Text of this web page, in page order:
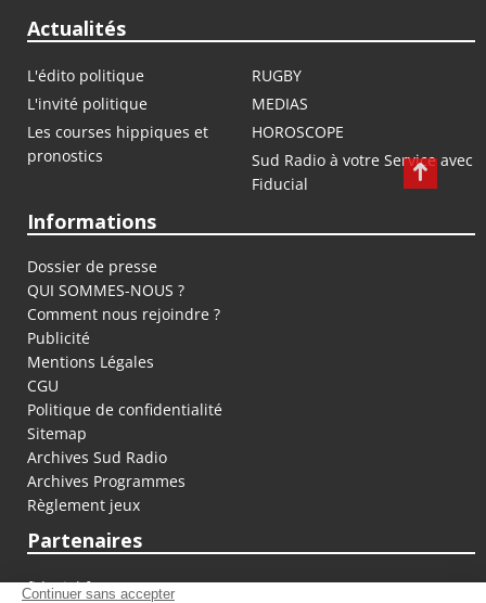
Actualités
L'édito politique
RUGBY
L'invité politique
MEDIAS
Les courses hippiques et
pronostics
HOROSCOPE
Sud Radio à votre Service avec
Fiducial
Informations
Dossier de presse
QUI SOMMES-NOUS ?
Comment nous rejoindre ?
Publicité
Mentions Légales
CGU
Politique de confidentialité
Sitemap
Archives Sud Radio
Archives Programmes
Règlement jeux
Partenaires
fiducial.fr